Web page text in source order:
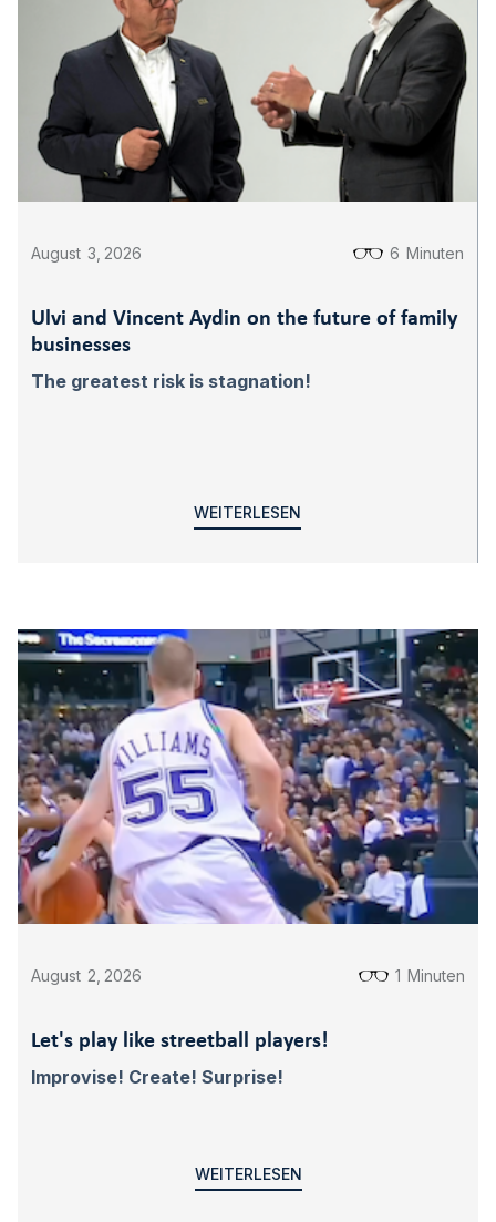
August 3 2026 6 Minuten
Ulvi and Vincent Aydin on the future of family
businesses
The greatest risk is stagnation!
WEITERLESEN
August 2 2026 1 Minuten
Let's play like streetball players!
Improvise! Create! Surprise!
WEITERLESEN